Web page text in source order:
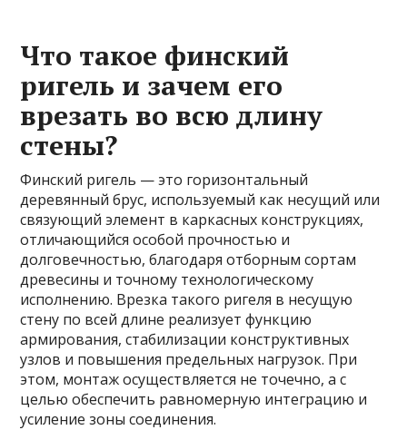
Что такое финский
ригель и зачем его
врезать во всю длину
стены?
Финский ригель — это горизонтальный
деревянный брус, используемый как несущий или
связующий элемент в каркасных конструкциях,
отличающийся особой прочностью и
долговечностью, благодаря отборным сортам
древесины и точному технологическому
исполнению. Врезка такого ригеля в несущую
стену по всей длине реализует функцию
армирования, стабилизации конструктивных
узлов и повышения предельных нагрузок. При
этом, монтаж осуществляется не точечно, а с
целью обеспечить равномерную интеграцию и
усиление зоны соединения.